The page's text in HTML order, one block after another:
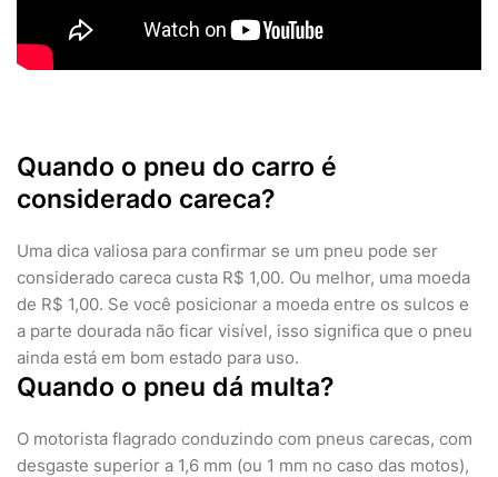
Quando o pneu do carro é
considerado careca?
Uma dica valiosa para confirmar se um pneu pode ser
considerado careca custa R$ 1,00. Ou melhor, uma moeda
de R$ 1,00. Se você posicionar a moeda entre os sulcos e
a parte dourada não ficar visível, isso significa que o pneu
ainda está em bom estado para uso.
Quando o pneu dá multa?
O motorista flagrado conduzindo com pneus carecas, com
desgaste superior a 1,6 mm (ou 1 mm no caso das motos),